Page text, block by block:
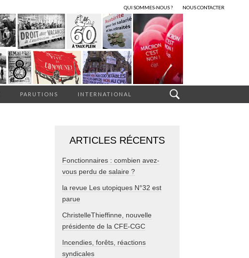
QUI SOMMES-NOUS ? NOUS CONTACTER
PARUTIONS INTERNATIONAL
ARTICLES RÉCENTS
Fonctionnaires : combien avez-
vous perdu de salaire ?
la revue Les utopiques N°32 est
parue
ChristelleThieffinne, nouvelle
présidente de la CFE-CGC
Incendies, forêts, réactions
syndicales